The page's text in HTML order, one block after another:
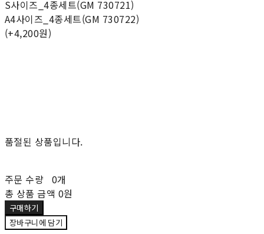
S사이즈_4종세트(GM 730721)
A4사이즈_4종세트(GM 730722)
(+4,200원)
품절된 상품입니다.
주문 수량 0개
총 상품 금액 0원
구매하기
장바구니에 담기